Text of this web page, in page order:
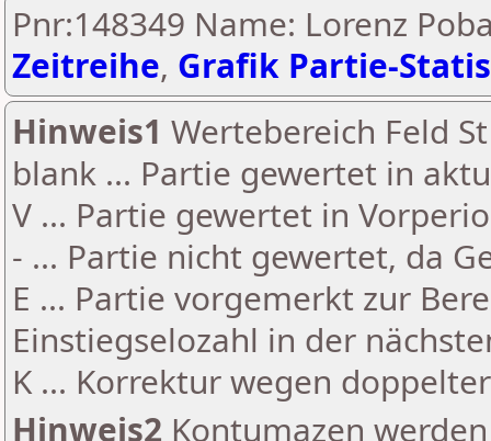
Pnr:148349 Name: Lorenz
Zeitreihe, Grafik Partie-
Hinweis1 Wertebereich Feld
blank ... Partie gewertet in
V ... Partie gewertet in
- ... Partie nicht gewertet, da
E ... Partie vorgemerkt zur
Einstiegselozahl in der
K ... Korrektur wegen
Hinweis2 Kontumazen